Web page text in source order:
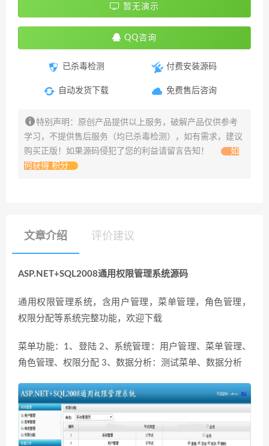
暂无演示
QQ咨询
已杀毒检测
自动发货下载
付费安装源码
免费售后咨询
特别声明：原创产品提供以上服务，破解产品仅供参考
学习，不提供售后服务（均已杀毒检测），如有需求，建议
购买正版！如果源码侵犯了您的利益请留言告知！
如
何获得 积分
文章介绍 评价建议
ASP.NET+SQL2008通用权限管理系统源码
通用权限管理系统，含用户管理，菜单管理，角色管理，
权限分配等系统完整功能，欢迎下载
菜单功能：1、登陆 2、系统管理：用户管理、菜单管理、
角色管理、权限分配 3、数据分析：测试菜单、数据分析